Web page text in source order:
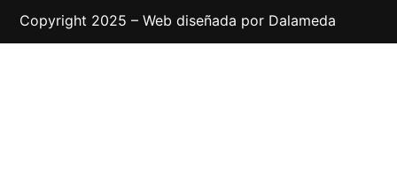
Copyright 2025 – Web diseñada por Dalameda